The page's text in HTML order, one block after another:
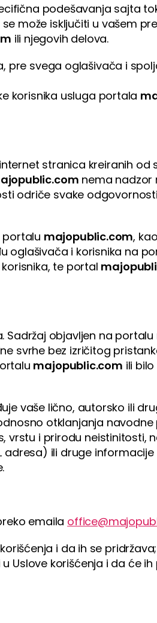
podešavanja sajta
može isključiti u vašem
ili njegovih delova.
pre svega oglašivača i
korisnika usluga portala
stranica kreiranih od
nema nadzor
odriče svake
portalu majopublic.com,
oglašivača i korisnika na
te portal
Sadržaj objavljen na portalu
svrhe bez izričitog
majopublic.com ili
vaše lično, autorsko ili
otklanjanja navodne
vrstu i prirodu neistinitosti,
ili druge
emaila
i da ih se
Uslove korišćenja i da će